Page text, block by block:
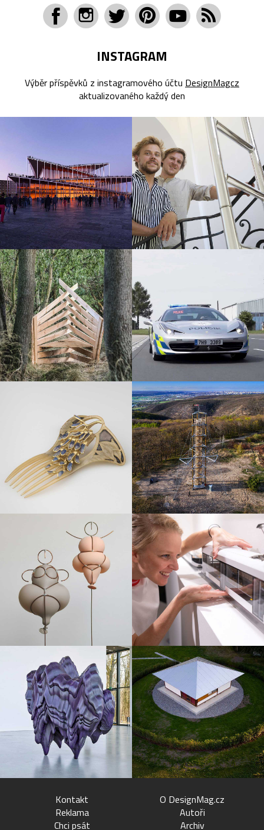
INSTAGRAM
Výběr příspěvků z instagramového účtu DesignMagcz
aktualizovaného každý den
Kontakt
Reklama
Chci psát
O DesignMag.cz
Autoři
Archiv